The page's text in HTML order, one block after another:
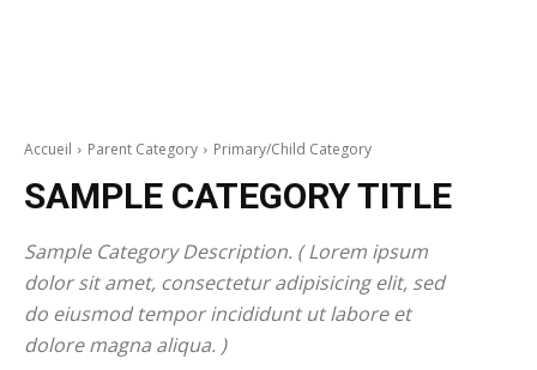
Accueil Parent Category Primary/Child Category
SAMPLE CATEGORY TITLE
Sample Category Description. ( Lorem ipsum
dolor sit amet, consectetur adipisicing elit, sed
do eiusmod tempor incididunt ut labore et
dolore magna aliqua. )